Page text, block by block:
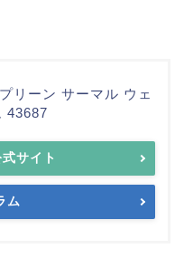
リーン サーマル ウェ
43687
サイト
ム